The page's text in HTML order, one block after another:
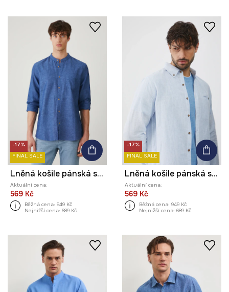
-17%
FINAL SALE
Lněná košile pánská se stojáčkem modrá barva
Aktuální cena:
569 Kč
Běžná cena: 949 Kč
Nejnižší cena: 689 Kč
-17%
FINAL SALE
Lněná košile pánská s límcem button-down modrá barva
Aktuální cena:
569 Kč
Běžná cena: 949 Kč
Nejnižší cena: 689 Kč